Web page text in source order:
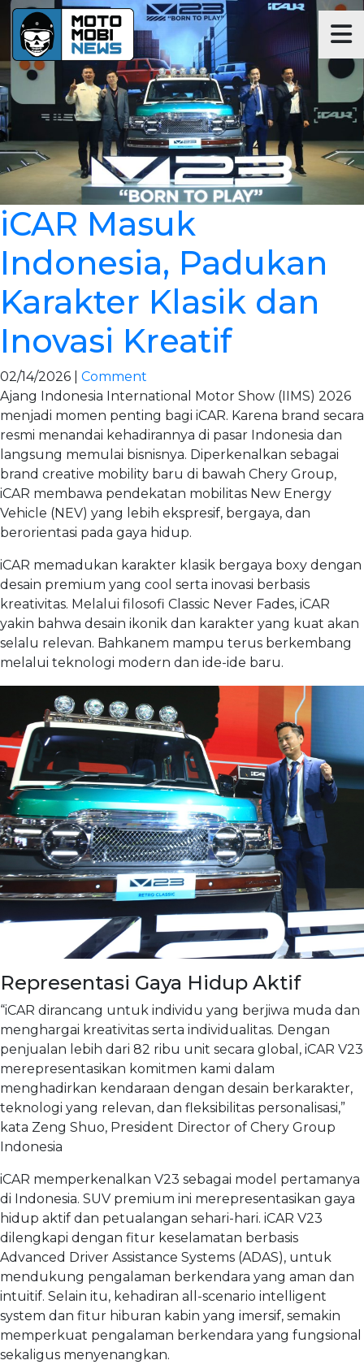
iCAR Masuk
Indonesia, Padukan
Karakter Klasik dan
Inovasi Kreatif
02/14/2026 | Comment
Ajang Indonesia International Motor Show (IIMS) 2026
menjadi momen penting bagi iCAR. Karena brand secara
resmi menandai kehadirannya di pasar Indonesia dan
langsung memulai bisnisnya. Diperkenalkan sebagai
brand creative mobility baru di bawah Chery Group,
iCAR membawa pendekatan mobilitas New Energy
Vehicle (NEV) yang lebih ekspresif, bergaya, dan
berorientasi pada gaya hidup.
iCAR memadukan karakter klasik bergaya boxy dengan
desain premium yang cool serta inovasi berbasis
kreativitas. Melalui filosofi Classic Never Fades, iCAR
yakin bahwa desain ikonik dan karakter yang kuat akan
selalu relevan. Bahkanem mampu terus berkembang
melalui teknologi modern dan ide-ide baru.
Representasi Gaya Hidup Aktif
“iCAR dirancang untuk individu yang berjiwa muda dan
menghargai kreativitas serta individualitas. Dengan
penjualan lebih dari 82 ribu unit secara global, iCAR V23
merepresentasikan komitmen kami dalam
menghadirkan kendaraan dengan desain berkarakter,
teknologi yang relevan, dan fleksibilitas personalisasi,”
kata Zeng Shuo, President Director of Chery Group
Indonesia
iCAR memperkenalkan V23 sebagai model pertamanya
di Indonesia. SUV premium ini merepresentasikan gaya
hidup aktif dan petualangan sehari-hari. iCAR V23
dilengkapi dengan fitur keselamatan berbasis
Advanced Driver Assistance Systems (ADAS), untuk
mendukung pengalaman berkendara yang aman dan
intuitif. Selain itu, kehadiran all-scenario intelligent
system dan fitur hiburan kabin yang imersif, semakin
memperkuat pengalaman berkendara yang fungsional
sekaligus menyenangkan.